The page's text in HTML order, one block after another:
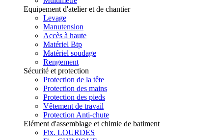
Equipement d'atelier et de chantier
Levage
Manutension
Accès à haute
Matériel Btp
Matériel soudage
Rengement
Sécurité et protection
Protection de la tête
Protection des mains
Protection des pieds
Vêtement de travail
Protection Anti-chute
Elément d'assemblage et chimie de batiment
Fix. LOURDES